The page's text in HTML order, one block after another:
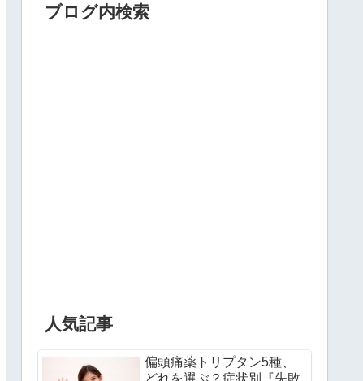
ブログ内検索
人気記事
偏頭痛薬トリプタン5種、